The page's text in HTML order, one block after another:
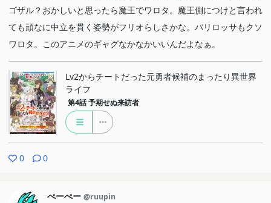
ゴザル？おかしいと思ったら魔王でワロタ。魔王側につけと言われ
ても頑なに中立を貫く姿勢がフリオらしさかな。バリロッサもクソ
ワロタ。このアニメのギャグなかなかいいんだよなぁ。
Lv2からチートだった元勇者候補のまったり異世界
ライフ
第4話 予期せぬ来訪者
0 0
ぺーぺー @ruupin